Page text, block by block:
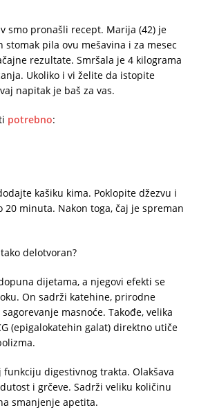
smo pronašli recept. Marija (42) je
stomak pila ovu mešavina i za mesec
rezultate. Smršala je 4 kilograma
Ukoliko i vi želite da istopite
napitak je baš za vas.
potrebno:
kašiku kima. Poklopite džezvu i
20 minuta. Nakon toga, čaj je spreman
delotvoran?
dijetama, a njegovi efekti se
On sadrži katehine, prirodne
masnoće. Takođe, velika
(epigalokatehin galat) direktno utiče
digestivnog trakta. Olakšava
i grčeve. Sadrži veliku količinu
smanjenje apetita.